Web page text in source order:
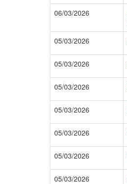
06/03/2026
05/03/2026
05/03/2026
05/03/2026
05/03/2026
05/03/2026
05/03/2026
05/03/2026